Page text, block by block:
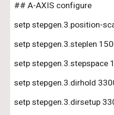
## A-AXIS configure
setp stepgen.3.position-
setp stepgen.3.steplen
setp stepgen.3.stepspace
setp stepgen.3.dirhold
setp stepgen.3.dirsetup